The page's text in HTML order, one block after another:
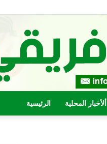
الرئيسية ألأخبار المحلية